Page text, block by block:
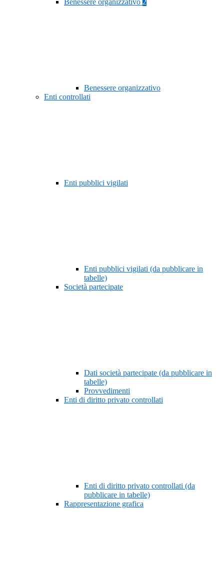
Benessere organizzativo 2
Benessere organizzativo
Enti controllati
Enti pubblici vigilati
Enti pubblici vigilati (da pubblicare in
tabelle)
Società partecipate
Dati società partecipate (da pubblicare in
tabelle)
Provvedimenti
Enti di diritto privato controllati
Enti di diritto privato controllati (da
pubblicare in tabelle)
Rappresentazione grafica